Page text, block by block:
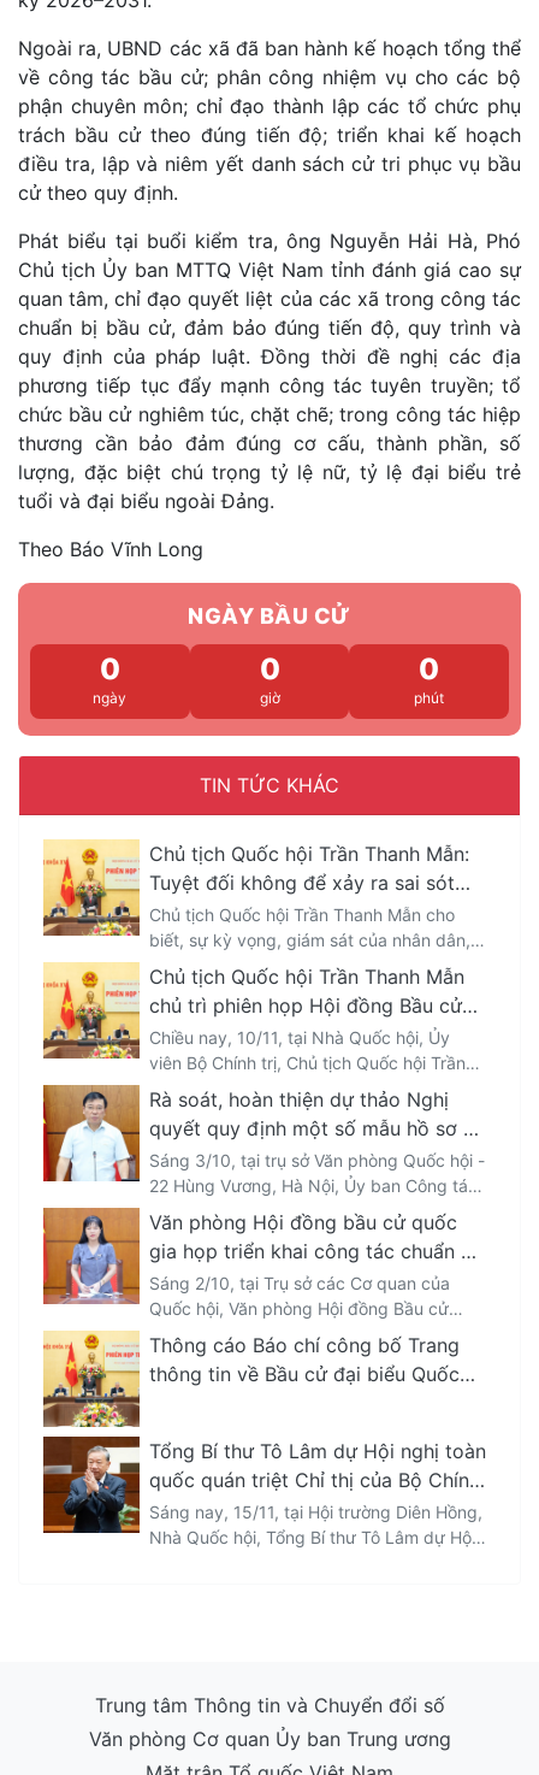
Ngoài ra, UBND các xã đã ban hành kế hoạch tổng thể
về công tác bầu cử; phân công nhiệm vụ cho các bộ
phận chuyên môn; chỉ đạo thành lập các tổ chức phụ
trách bầu cử theo đúng tiến độ; triển khai kế hoạch
điều tra, lập và niêm yết danh sách cử tri phục vụ bầu
cử theo quy định.
Phát biểu tại buổi kiểm tra, ông Nguyễn Hải Hà, Phó
Chủ tịch Ủy ban MTTQ Việt Nam tỉnh đánh giá cao sự
quan tâm, chỉ đạo quyết liệt của các xã trong công tác
chuẩn bị bầu cử, đảm bảo đúng tiến độ, quy trình và
quy định của pháp luật. Đồng thời đề nghị các địa
phương tiếp tục đẩy mạnh công tác tuyên truyền; tổ
chức bầu cử nghiêm túc, chặt chẽ; trong công tác hiệp
thương cần bảo đảm đúng cơ cấu, thành phần, số
lượng, đặc biệt chú trọng tỷ lệ nữ, tỷ lệ đại biểu trẻ
tuổi và đại biểu ngoài Đảng.
Theo Báo Vĩnh Long
NGÀY BẦU CỬ
0
ngày
0
giờ
0
phút
TIN TỨC KHÁC
Chủ tịch Quốc hội Trần Thanh Mẫn:
Tuyệt đối không để xảy ra sai sót
ảnh hưởng đến quyền bầu cử, ứng
cử đại biểu Quốc hội, Hội đồng nhân
dân
Chủ tịch Quốc hội Trần Thanh Mẫn cho
biết, sự kỳ vọng, giám sát của nhân dân,
cử tri và dư luận xã hội đối với cuộc bầu
cử đại biểu Quốc hội khóa 16 và đại biểu
Hội đồng nhân dân các cấp nhiệm kỳ
2026-2031 ngày càng cao; đề nghị Hội
đồng Bầu cử Quốc gia cần bảo đảm đầy
đủ, đúng hạn, đồng bộ các yêu cầu, công
việc có tính pháp lý; tuyệt đối không để
xảy ra sai sót thủ tục ảnh hưởng quyền
bầu cử, ứng cử.
Chủ tịch Quốc hội Trần Thanh Mẫn
chủ trì phiên họp Hội đồng Bầu cử
quốc gia
Chiều nay, 10/11, tại Nhà Quốc hội, Ủy
viên Bộ Chính trị, Chủ tịch Quốc hội Trần
Thanh Mẫn, Chủ tịch Hội đồng Bầu cử
quốc gia đã chủ trì Phiên họp thứ 3 của
Hội đồng Bầu cử quốc gia.
Rà soát, hoàn thiện dự thảo Nghị
quyết quy định một số mẫu hồ sơ sử
dụng trong công tác bầu cử
Sáng 3/10, tại trụ sở Văn phòng Quốc hội -
22 Hùng Vương, Hà Nội, Ủy ban Công tác
đại biểu đã tổ chức rà soát, hoàn thiện dự
thảo Nghị quyết của Hội đồng bầu cử
Quốc gia quy định về mẫu hồ sơ ứng cử,
phiếu bầu cử, nội dung phòng bỏ phiếu và
các loại mẫu văn bản sử dụng trong công
tác bầu cử ĐBQH Khóa XVI và đại biểu
HĐND các cấp nhiệm kỳ 2026 – 2031,
trong đó có nội dung tích hợp các trường
Văn phòng Hội đồng bầu cử quốc
gia họp triển khai công tác chuẩn bị
bầu cử
Sáng 2/10, tại Trụ sở các Cơ quan của
Quốc hội, Văn phòng Hội đồng Bầu cử
quốc gia đã họp triển khai công tác chuẩn
bị bầu cử đại biểu Quốc hội Khóa XVI và
đại biểu HĐND các cấp nhiệm kỳ 2026 -
Thông cáo Báo chí công bố Trang
thông tin về Bầu cử đại biểu Quốc
2031
Tổng Bí thư Tô Lâm dự Hội nghị toàn
quốc quán triệt Chỉ thị của Bộ Chính
trị, triển khai công tác bầu cử
Sáng nay, 15/11, tại Hội trường Diên Hồng,
Nhà Quốc hội, Tổng Bí thư Tô Lâm dự Hội
Trung tâm Thông tin và Chuyển đổi số
Văn phòng Cơ quan Ủy ban Trung ương